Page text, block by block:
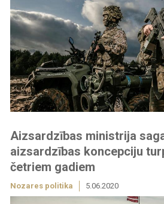
Aizsardzības ministrija
aizsardzības koncepciju
četriem gadiem
Nozares politika 5.06.2020